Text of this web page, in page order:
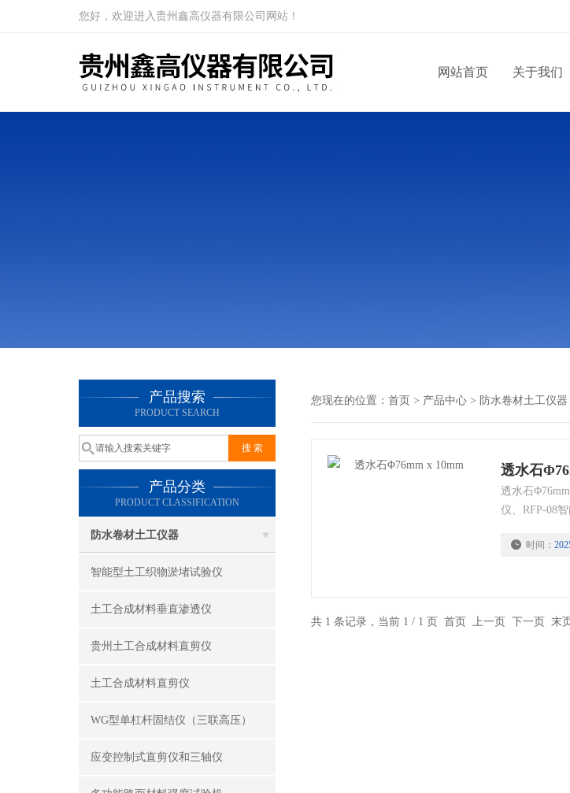
您好，欢迎进入贵州鑫高仪器有限公司网站！
网站首页 关于我们
产品搜索
PRODUCT SEARCH
产品分类
PRODUCT CLASSIFICATION
防水卷材土工仪器
智能型土工织物淤堵试验仪
土工合成材料垂直渗透仪
贵州土工合成材料直剪仪
土工合成材料直剪仪
WG型单杠杆固结仪（三联高压）
应变控制式直剪仪和三轴仪
您现在的位置： 首页 > 产品中心 > 防水卷材土工仪器
透水石
透水石
仪、RFP-08
测力仪、GS-
时间：
共 1 条记录，当前 1 / 1 页 首页 上一页 下一页 末